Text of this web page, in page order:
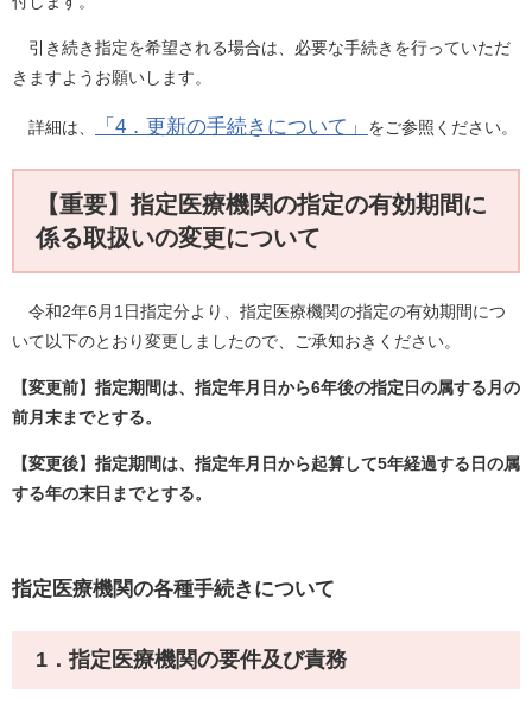
引き続き指定を希望される場合は、必要な手続きを行っていただ
きますようお願いします。
詳細は、 「4．更新の手続きについて」 をご参照ください。
【重要】指定医療機関の指定の有効期間に
係る取扱いの変更について
令和2年6月1日指定分より、指定医療機関の指定の有効期間につ
いて以下のとおり変更しましたので、ご承知おきください。
【変更前】指定期間は、指定年月日から6年後の指定日の属する月の
前月末までとする。
【変更後】指定期間は、指定年月日から起算して5年経過する日の属
する年の末日までとする。
指定医療機関の各種手続きについて
1．指定医療機関の要件及び責務